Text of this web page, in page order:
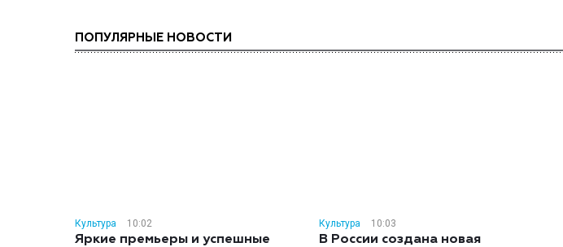
ПОПУЛЯРНЫЕ НОВОСТИ
Культура 10:02
Яркие премьеры и успешные
Культура 10:03
В России создана новая